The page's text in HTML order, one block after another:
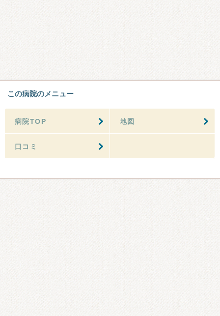
この病院のメニュー
病院TOP 地図
口コミ